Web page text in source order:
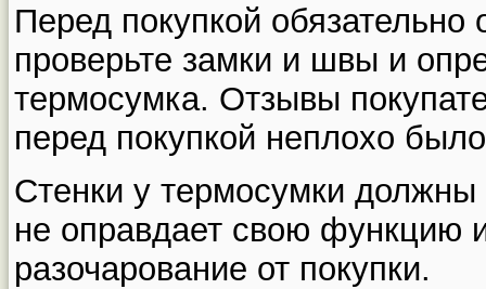
Перед покупкой
проверьте замки и швы и
термосумка. Отзывы
перед покупкой неплохо
Стенки у термосумки
не оправдает свою функцию
разочарование от покупки.